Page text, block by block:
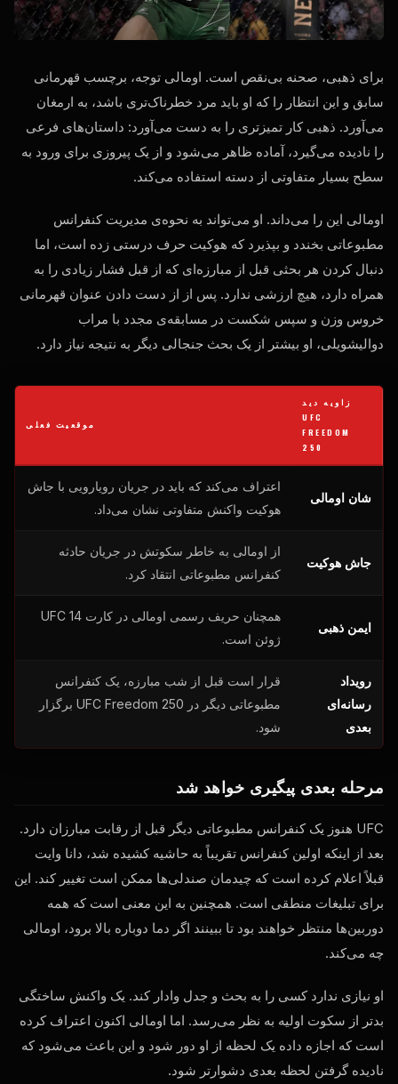
برای ذهبی، صحنه بی‌نقص است. اومالی توجه، برچسب قهرمانی
سابق و این انتظار را که او باید مرد خطرناک‌تری باشد، به ارمغان
می‌آورد. ذهبی کار تمیزتری را به دست می‌آورد: داستان‌های فرعی
را نادیده می‌گیرد، آماده ظاهر می‌شود و از یک پیروزی برای ورود به
سطح بسیار متفاوتی از دسته استفاده می‌کند.
اومالی این را می‌داند. او می‌تواند به نحوه‌ی مدیریت کنفرانس
مطبوعاتی بخندد و بپذیرد که هوکیت حرف درستی زده است، اما
دنبال کردن هر بحثی قبل از مبارزه‌ای که از قبل فشار زیادی را به
همراه دارد، هیچ ارزشی ندارد. پس از از دست دادن عنوان قهرمانی
خروس وزن و سپس شکست در مسابقه‌ی مجدد با مراب
دوالیشویلی، او بیشتر از یک بحث جنجالی دیگر به نتیجه نیاز دارد.
زاویه دید
UFC
FREEDOM
250
موقعیت فعلی
شان اومالی
اعتراف می‌کند که باید در جریان رویارویی با جاش
هوکیت واکنش متفاوتی نشان می‌داد.
جاش هوکیت
از اومالی به خاطر سکوتش در جریان حادثه
کنفرانس مطبوعاتی انتقاد کرد.
ایمن ذهبی
همچنان حریف رسمی اومالی در کارت UFC 14
ژوئن است.
رویداد
رسانه‌ای
بعدی
قرار است قبل از شب مبارزه، یک کنفرانس
مطبوعاتی دیگر در UFC Freedom 250 برگزار
شود.
مرحله بعدی پیگیری خواهد شد
UFC هنوز یک کنفرانس مطبوعاتی دیگر قبل از رقابت مبارزان دارد.
بعد از اینکه اولین کنفرانس تقریباً به حاشیه کشیده شد، دانا وایت
قبلاً اعلام کرده است که چیدمان صندلی‌ها ممکن است تغییر کند. این
برای تبلیغات منطقی است. همچنین به این معنی است که همه
دوربین‌ها منتظر خواهند بود تا ببینند اگر دما دوباره بالا برود، اومالی
چه می‌کند.
او نیازی ندارد کسی را به بحث و جدل وادار کند. یک واکنش ساختگی
بدتر از سکوت اولیه به نظر می‌رسد. اما اومالی اکنون اعتراف کرده
است که اجازه داده یک لحظه از او دور شود و این باعث می‌شود که
نادیده گرفتن لحظه بعدی دشوارتر شود.